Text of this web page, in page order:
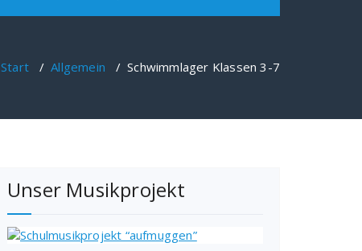
Start/Allgemein /Schwimmlager Klassen 3-7
Unser Musikprojekt